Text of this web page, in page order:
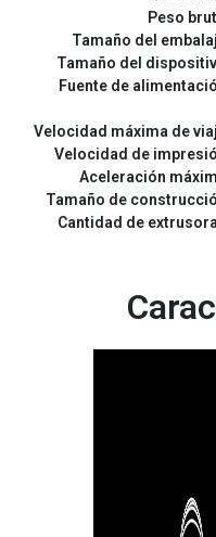
Peso
Tamaño del
Tamaño del
Fuente de
Velocidad máxima de
Velocidad de
Aceleración
Tamaño de
Cantidad de